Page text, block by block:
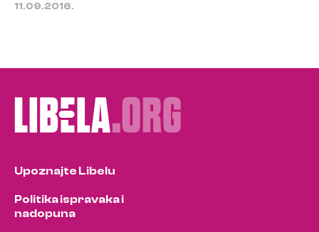
11.09.2016.
Upoznajte Libelu
Politika ispravaka i
nadopuna